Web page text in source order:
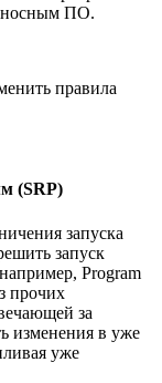
ПО.
правила
(SRP)
запуска
запуск
Program
прочих
за
изменения в уже
уже